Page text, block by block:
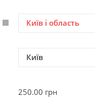
Київ і область
Київ
250.00 грн